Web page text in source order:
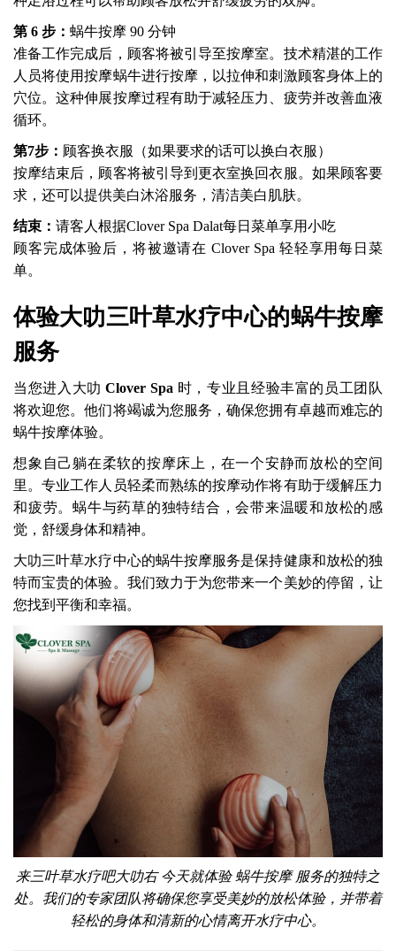
第 6 步： 蜗牛按摩 90 分钟
准备工作完成后，顾客将被引导至按摩室。技术精湛的工作
人员将使用按摩蜗牛进行按摩，以拉伸和刺激顾客身体上的
穴位。这种伸展按摩过程有助于减轻压力、疲劳并改善血液
循环。
第7步： 顾客换衣服（如果要求的话可以换白衣服）
按摩结束后，顾客将被引导到更衣室换回衣服。如果顾客要
求，还可以提供美白沐浴服务，清洁美白肌肤。
结束： 请客人根据Clover Spa Dalat每日菜单享用小吃
顾客完成体验后，将被邀请在 Clover Spa 轻轻享用每日菜
单。
体验大叻三叶草水疗中心的蜗牛按摩
服务
当您进入大叻Clover Spa 时，专业且经验丰富的员工团队
将欢迎您。他们将竭诚为您服务，确保您拥有卓越而难忘的
蜗牛按摩体验。
想象自己躺在柔软的按摩床上，在一个安静而放松的空间
里。专业工作人员轻柔而熟练的按摩动作将有助于缓解压力
和疲劳。蜗牛与药草的独特结合，会带来温暖和放松的感
觉，舒缓身体和精神。
大叻三叶草水疗中心的蜗牛按摩服务是保持健康和放松的独
特而宝贵的体验。我们致力于为您带来一个美妙的停留，让
您找到平衡和幸福。
来三叶草水疗吧大叻右 今天就体验 蜗牛按摩 服务的独特之
处。我们的专家团队将确保您享受美妙的放松体验，并带着
轻松的身体和清新的心情离开水疗中心。